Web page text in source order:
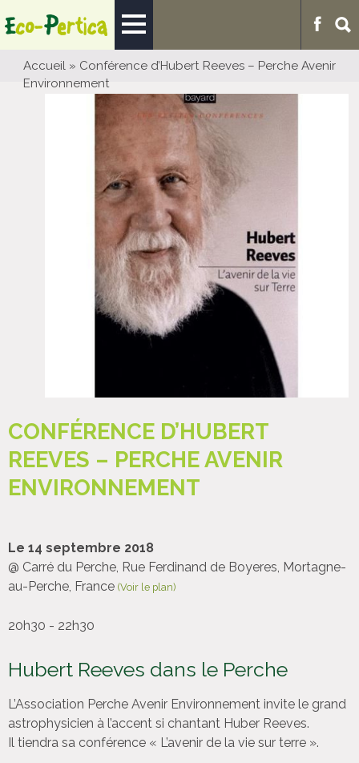
Accueil » Conférence d’Hubert Reeves – Perche Avenir
Environnement
CONFÉRENCE D’HUBERT
REEVES – PERCHE AVENIR
ENVIRONNEMENT
Le 14 septembre 2018
@ Carré du Perche, Rue Ferdinand de Boyeres, Mortagne-
au-Perche, France (Voir le plan)
20h30 - 22h30
Hubert Reeves dans le Perche
L’Association Perche Avenir Environnement invite le grand
astrophysicien à l’accent si chantant Huber Reeves.
Il tiendra sa conférence « L’avenir de la vie sur terre ».